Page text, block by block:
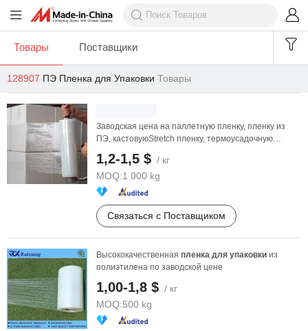
Товары Поставщики
128907 ПЭ Пленка для Упаковки Товары
Заводская цена на паллетную пленку, пленку из
ПЭ, кастовуюStretch пленку, термоусадочную
1,2-1,5 $ / кг
MOQ:1 000 kg
Связаться с Поставщиком
Высококачественная пленка для упаковки из
полиэтилена по заводской цене
1,00-1,8 $ / кг
MOQ:500 kg